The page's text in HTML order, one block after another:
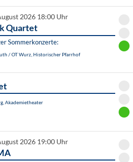
2026 18:00 Uhr
Quartet
Sommerkonzerte:
/ OT Wurz, Historischer Pfarrhof
Akademietheater
2026 19:00 Uhr